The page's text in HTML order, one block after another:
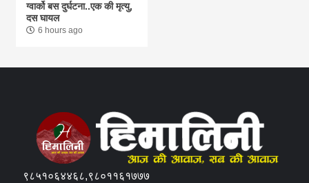
ग्वार्को बस दुर्घटना..एक की मृत्यु,
दस घायल
6 hours ago
९८५१०६४४६८,९८०११६१७७७